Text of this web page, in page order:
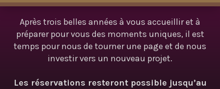
Après trois belles années à vous accueillir et à
préparer pour vous des moments uniques, il est
temps pour nous de tourner une page et de nous
investir vers un nouveau projet.
Les réservations resteront possible jusqu’au